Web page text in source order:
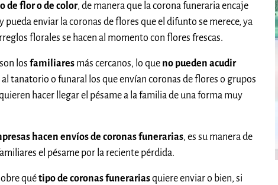
de flor o de color, de manera que la corona funeraria encaje
pueda enviar la coronas de flores que el difunto se merece, ya
florales se hacen al momento con flores frescas.
los familiares más cercanos, lo que no pueden acudir
tanatorio o funaral los que envían coronas de flores o grupos
hacer llegar el pésame a la familia de una forma muy
hacen envíos de coronas funerarias, es su manera de
el pésame por la reciente pérdida.
quétipo de coronas funerariasquiere enviar o bien, si